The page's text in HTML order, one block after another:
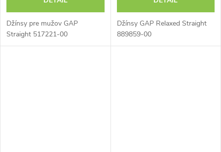
Džínsy pre mužov GAP
Straight 517221-00
Džínsy GAP Relaxed Straight
889859-00